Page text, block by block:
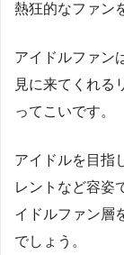
熱狂的なファン
アイドルファン
見に来てくれる
ってこいです。
アイドルを目指
レントなど容姿
イドルファン層
でしょう。